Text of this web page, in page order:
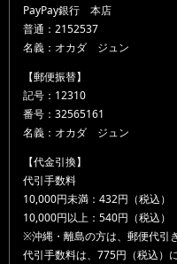
PayPay銀行 本店
普通：2152537
名義：オカダ ジュン
【郵便振替】
記号：12310
番号：32565161
名義：オカダ ジュン
【代金引換】
代引手数料
10,000円未満：432円（税込）
10,000円以上：540円（税込）
※沖縄・離島の方は、郵便代引
代引手数料は、775円（税込）